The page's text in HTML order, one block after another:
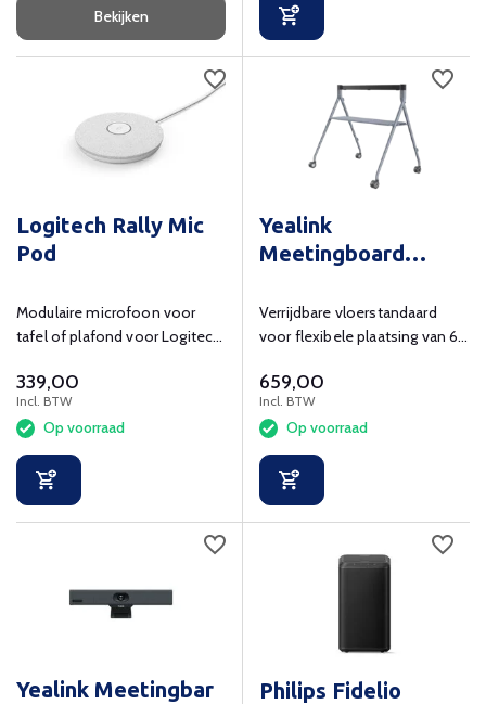
Bekijken
Logitech Rally Mic
Pod
Modulaire microfoon voor
tafel of plafond voor Logitech
339,00
Incl. BTW
Op voorraad
Yealink
Meetingboard
inch
Verrijdbare vloerstandaard
voor flexibele plaatsing van 65
659,00
Incl. BTW
Op voorraad
Yealink Meetingbar
Philips Fidelio